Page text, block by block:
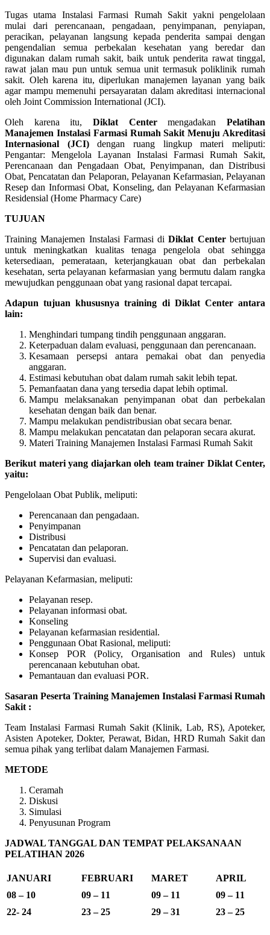
Tugas utama Instalasi Farmasi Rumah Sakit yakni pengelolaan
mulai dari perencanaan, pengadaan, penyimpanan, penyiapan,
peracikan, pelayanan langsung kepada penderita sampai dengan
pengendalian semua perbekalan kesehatan yang beredar dan
digunakan dalam rumah sakit, baik untuk penderita rawat tinggal,
rawat jalan mau pun untuk semua unit termasuk poliklinik rumah
sakit. Oleh karena itu, diperlukan manajemen layanan yang baik
agar mampu memenuhi persayaratan dalam akreditasi internacional
oleh Joint Commission International (JCI).
Oleh karena itu, Diklat CentermengadakanPelatihan
Manajemen Instalasi Farmasi Rumah Sakit Menuju Akreditasi
Internasional (JCI)dengan ruang lingkup materi meliputi:
Pengantar: Mengelola Layanan Instalasi Farmasi Rumah Sakit,
Perencanaan dan Pengadaan Obat, Penyimpanan, dan Distribusi
Obat, Pencatatan dan Pelaporan, Pelayanan Kefarmasian, Pelayanan
Resep dan Informasi Obat, Konseling, dan Pelayanan Kefarmasian
Residensial (Home Pharmacy Care)
TUJUAN
Training Manajemen Instalasi Farmasi diDiklat Centerbertujuan
untuk meningkatkan kualitas tenaga pengelola obat sehingga
ketersediaan, pemerataan, keterjangkauan obat dan perbekalan
kesehatan, serta pelayanan kefarmasian yang bermutu dalam rangka
mewujudkan penggunaan obat yang rasional dapat tercapai.
Adapun tujuan khususnya training di Diklat Center antara
lain:
Menghindari tumpang tindih penggunaan anggaran.
Keterpaduan dalam evaluasi, penggunaan dan perencanaan.
Kesamaan persepsi antara pemakai obat dan penyedia
anggaran.
Estimasi kebutuhan obat dalam rumah sakit lebih tepat.
Pemanfaatan dana yang tersedia dapat lebih optimal.
Mampu melaksanakan penyimpanan obat dan perbekalan
kesehatan dengan baik dan benar.
Mampu melakukan pendistribusian obat secara benar.
Mampu melakukan pencatatan dan pelaporan secara akurat.
Materi Training Manajemen Instalasi Farmasi Rumah Sakit
Berikut materi yang diajarkan oleh team trainer Diklat Center,
yaitu:
Pengelolaan Obat Publik, meliputi:
Perencanaan dan pengadaan.
Penyimpanan
Distribusi
Pencatatan dan pelaporan.
Supervisi dan evaluasi.
Pelayanan Kefarmasian, meliputi:
Pelayanan resep.
Pelayanan informasi obat.
Konseling
Pelayanan kefarmasian residential.
Penggunaan Obat Rasional, meliputi:
Konsep POR (Policy, Organisation and Rules) untuk
perencanaan kebutuhan obat.
Pemantauan dan evaluasi POR.
Sasaran Peserta Training Manajemen Instalasi Farmasi Rumah
Sakit :
Team Instalasi Farmasi Rumah Sakit (Klinik, Lab, RS), Apoteker,
Asisten Apoteker, Dokter, Perawat, Bidan, HRD Rumah Sakit dan
semua pihak yang terlibat dalam Manajemen Farmasi.
METODE
Ceramah
Diskusi
Simulasi
Penyusunan Program
JADWAL TANGGAL DAN TEMPAT PELAKSANAAN
PELATIHAN 2026
JANUARI FEBRUARI MARET
APRIL
08 – 10
09 – 11 09 – 11
09 – 11
22- 24
23 – 25 29 – 31 23 – 25